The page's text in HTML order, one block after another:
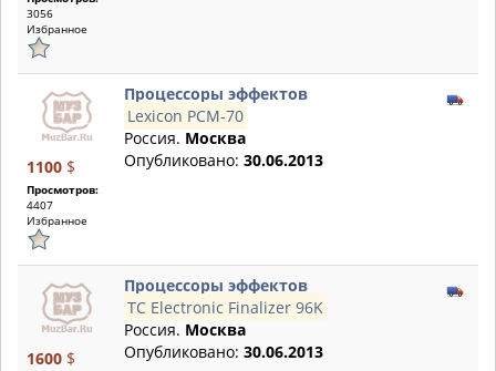
3056
Избранное
1100 $
Просмотров:
4407
Избранное
Процессоры эффектов
Lexicon PCM-70
Россия. Москва
Опубликовано: 30.06.2013
1600 $
Процессоры эффектов
TC Electronic Finalizer 96K
Россия. Москва
Опубликовано: 30.06.2013